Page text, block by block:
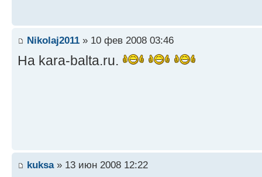
Nikolaj2011 » 10 фев 2008 03:46
На kara-balta.ru.
kuksa» 13 июн 2008 12:22